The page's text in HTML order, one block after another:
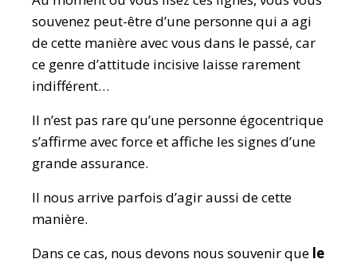
souvenez peut-être d’une personne qui a agi
de cette manière avec vous dans le passé, car
ce genre d’attitude incisive laisse rarement
indifférent…
Il n’est pas rare qu’une personne égocentrique
s’affirme avec force et affiche les signes d’une
grande assurance.
Il nous arrive parfois d’agir aussi de cette
manière.
Dans ce cas, nous devons nous souvenir que le